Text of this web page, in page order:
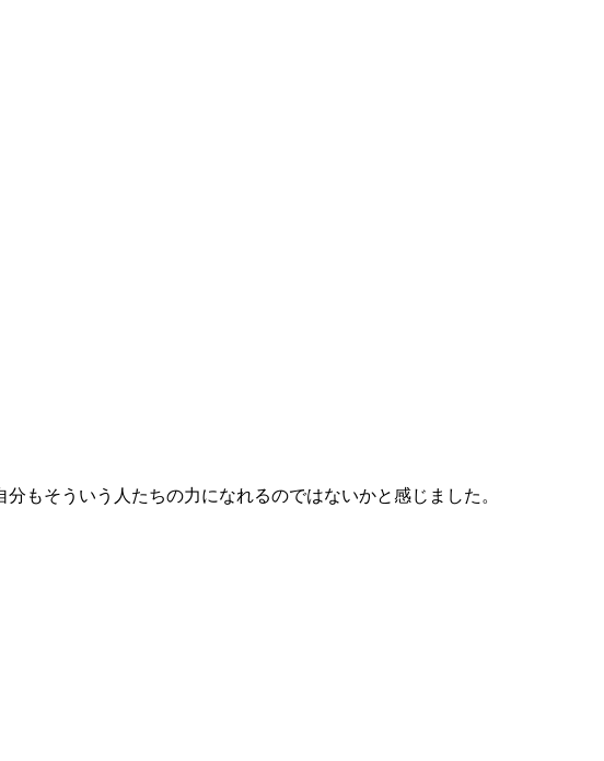
もそういう人たちの力になれるのではないかと感じました。